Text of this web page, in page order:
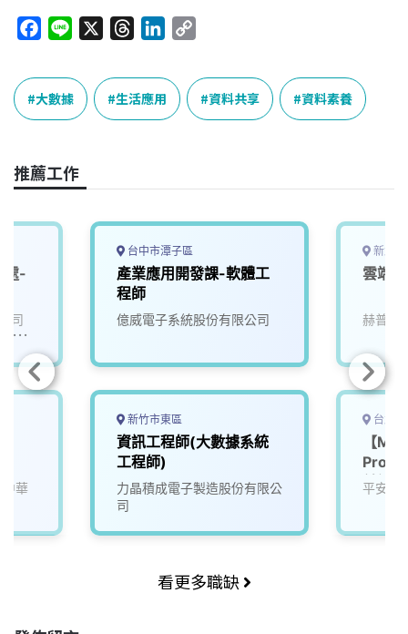
c
e
b
o
k
n
e
r
e
a
n
k
e
n
p
y
L
k
大數據 生活應用 資料共享 資料素養
推薦工作
處-
司
豐
華
台中市潭子區
產業應用開發課-軟體工
程師
億威電子系統股份有限公司
新竹市東區
資訊工程師(大數據系統
工程師)
力晶積成電子製造股份有限公
司
新北
雲端
赫普電
台北
【
前端
平安房
看更多職缺